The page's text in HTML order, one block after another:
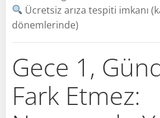
Ücretsiz arıza tespiti imkanı
dönemlerinde)
Gece 1,
Fark Etmez: